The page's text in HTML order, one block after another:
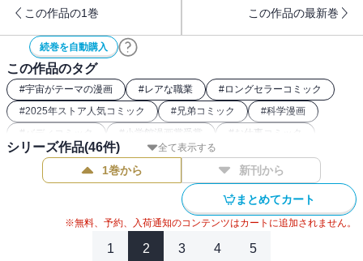
この作品の1巻 この作品の最新巻
続巻を自動購入
この作品のタグ
#宇宙がテーマの漫画 #レアな職業 #ロングセラーコミック
#2025年ストア人気コミック #兄弟コミック #科学漫画
# バディコミック # 小学館漫画賞受賞 # お仕事コミック
#SFコミック #宇宙兄弟関連作 #ヒューマンドラマコミック
講談社漫画賞
全て表示する
シリーズ作品(46件)
1巻から 新刊から
まとめてカート
※無料、予約、入荷通知のコンテンツはカートに追加されません。
1 2 3 4 5